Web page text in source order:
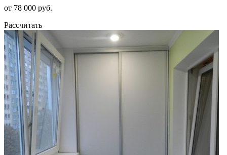
от 78 000 руб.
Рассчитать